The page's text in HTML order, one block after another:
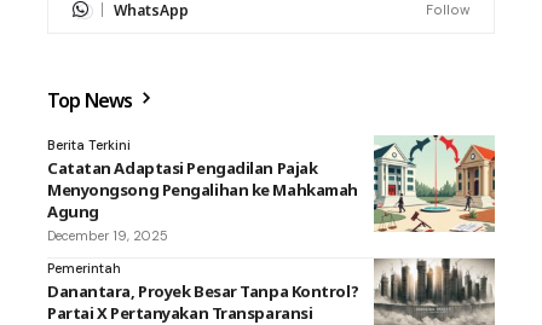
WhatsApp Follow
Top News
Berita Terkini
Catatan Adaptasi Pengadilan Pajak
Menyongsong Pengalihan ke Mahkamah
Agung
December 19, 2025
Pemerintah
Danantara, Proyek Besar Tanpa Kontrol?
Partai X Pertanyakan Transparansi